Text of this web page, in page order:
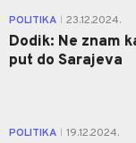
POLITIKA 23.12.2024.
Dodik: Ne znam
put do Sarajeva
POLITIKA 19.12.2024.